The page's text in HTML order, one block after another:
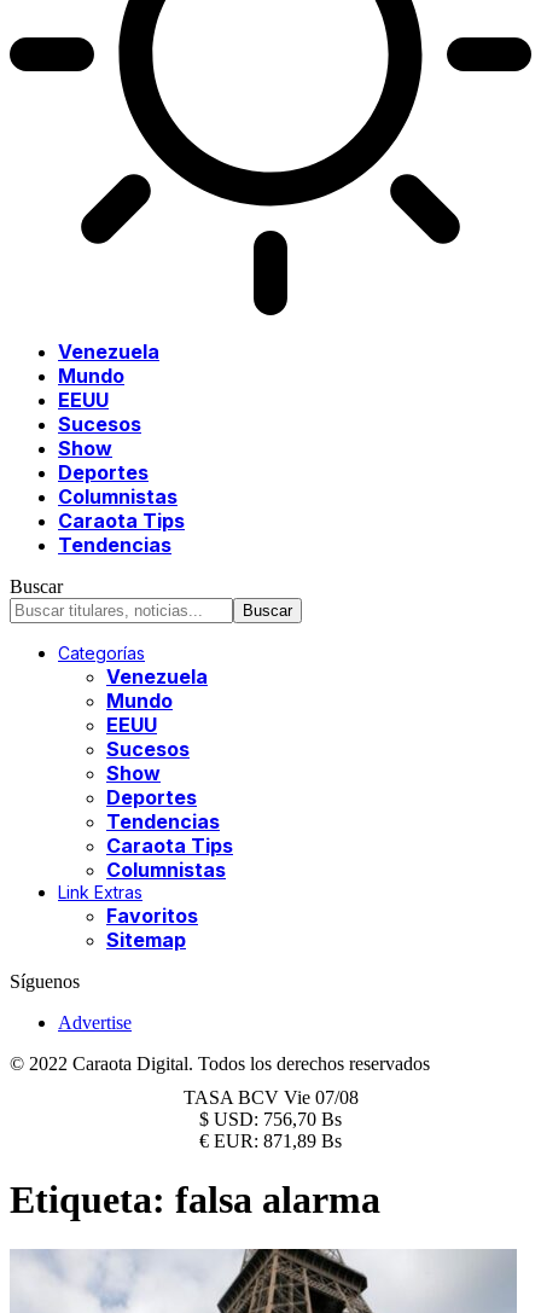
Venezuela
Mundo
EEUU
Sucesos
Show
Deportes
Columnistas
Caraota Tips
Tendencias
Buscar
Categorías
Venezuela
Mundo
EEUU
Sucesos
Show
Deportes
Tendencias
Caraota Tips
Columnistas
Link Extras
Favoritos
Sitemap
Síguenos
Advertise
© 2022 Caraota Digital. Todos los derechos reservados
TASA BCV Vie 07/08
$ USD: 756,70 Bs
€ EUR: 871,89 Bs
Etiqueta: falsa alarma